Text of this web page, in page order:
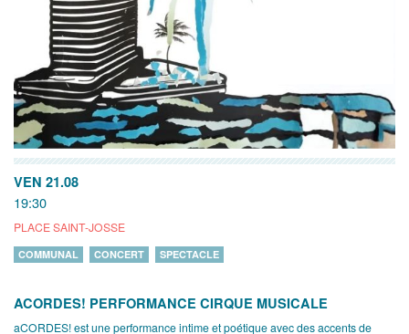
VEN 21.08
19:30
PLACE SAINT-JOSSE
COMMUNAL CONCERT SPECTACLE
ACORDES! PERFORMANCE CIRQUE MUSICALE
aCORDES! est une performance intime et poétique avec des accents de